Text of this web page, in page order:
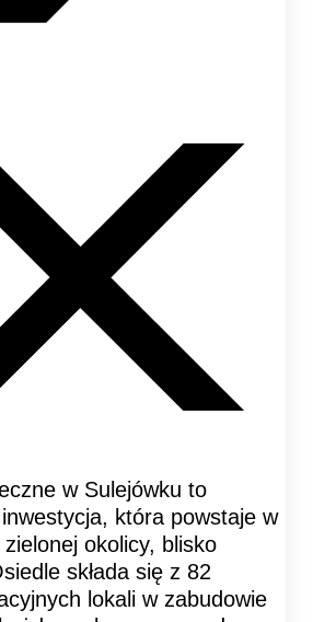
w Sulejówku to
która powstaje w
okolicy, blisko
składa się z 82
lokali w zabudowie